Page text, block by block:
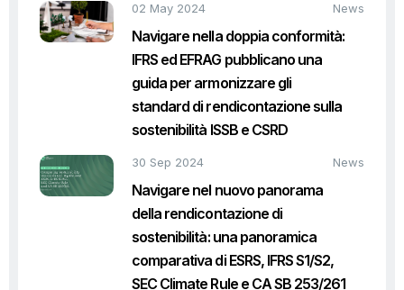
02 May 2024 News
Navigare nella doppia conformità:
IFRS ed EFRAG pubblicano una
guida per armonizzare gli
standard di rendicontazione sulla
sostenibilità ISSB e CSRD
30 Sep 2024 News
Navigare nel nuovo panorama
della rendicontazione di
sostenibilità: una panoramica
comparativa di ESRS, IFRS S1/S2,
SEC Climate Rule e CA SB 253/261